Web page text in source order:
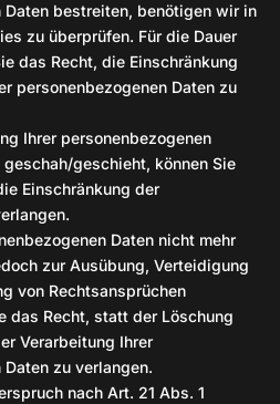
Daten bestreiten, benötigen wir in
zu überprüfen. Für die Dauer
das Recht, die Einschränkung
personenbezogenen Daten zu
Ihrer personenbezogenen
geschieht, können Sie
Einschränkung der
Daten nicht mehr
zur Ausübung, Verteidigung
von Rechtsansprüchen
das Recht, statt der Löschung
Verarbeitung Ihrer
zu verlangen.
nach Art. 21 Abs. 1